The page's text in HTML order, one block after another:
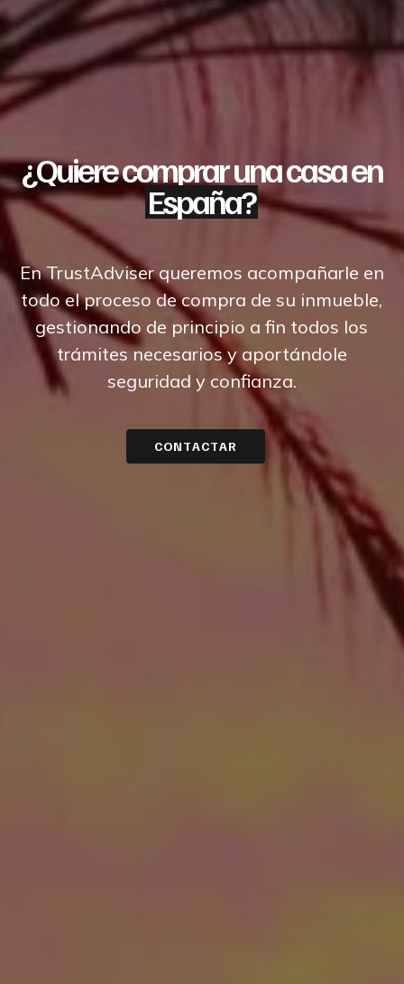
¿Quiere comprar una casa en
España?
En TrustAdviser queremos acompañarle en
todo el proceso de compra de su inmueble,
gestionando de principio a fin todos los
trámites necesarios y aportándole
seguridad y confianza.
CONTACTAR